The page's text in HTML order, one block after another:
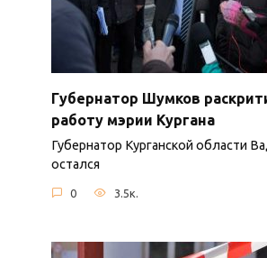
Губернатор Шумков
работу мэрии Кургана
Губернатор Курганской области
остался
0 3.5к.